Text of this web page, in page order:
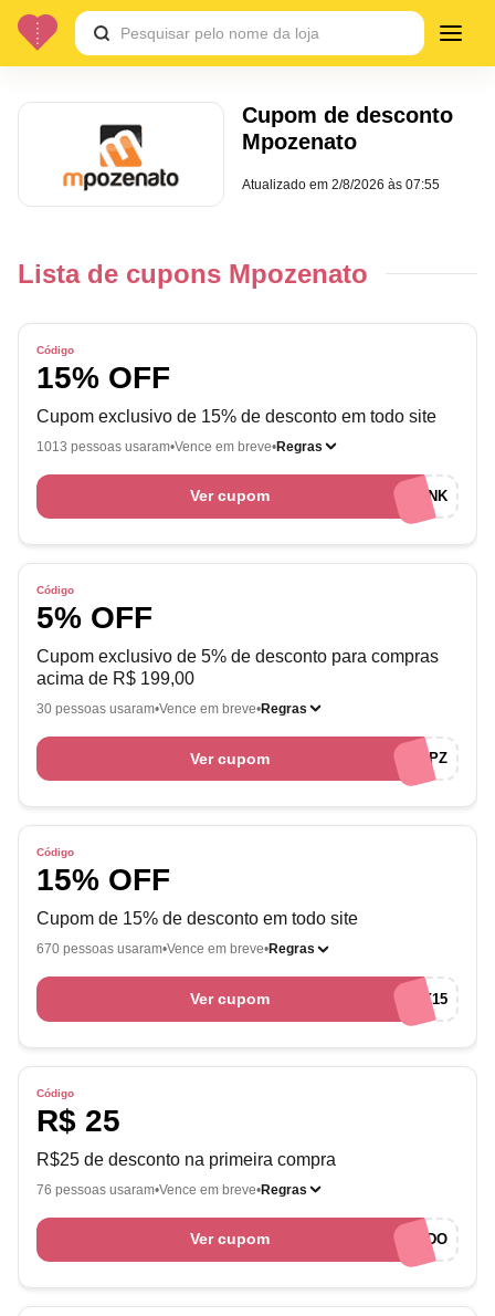
Cupom de desconto
Mpozenato
Atualizado em2/8/2026 às 07:55
Lista de cupons Mpozenato
Código
15% OFF
Cupom exclusivo de 15% de desconto em todo site
1013 pessoas usaram Vence em breve Regras
Ver cupom EUAMOCUPONSRNK
Código
5% OFF
Cupom exclusivo de 5% de desconto para compras
acima de R$ 199,00
30 pessoas usaram Vence em breve Regras
Ver cupom EUAMOCUPONSMPZ
Código
15% OFF
Cupom de 15% de desconto em todo site
670 pessoas usaram Vence em breve Regras
Ver cupom RNK15
Código
R$ 25
R$25 de desconto na primeira compra
76 pessoas usaram Vence em breve Regras
Ver cupom BEMVINDO